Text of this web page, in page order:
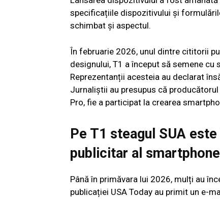
specificațiile dispozitivului și
schimbat și aspectul.
În februarie 2026, unul dintre cititorii
designului, T1 a început să semene cu
Reprezentanții acesteia au declarat
Jurnaliștii au presupus că
Pro, fie a participat la crearea
Pe T1 steagul SUA
publicitar al
Până în primăvara lui 2026, mulți au
publicației USA Today au primit un e-